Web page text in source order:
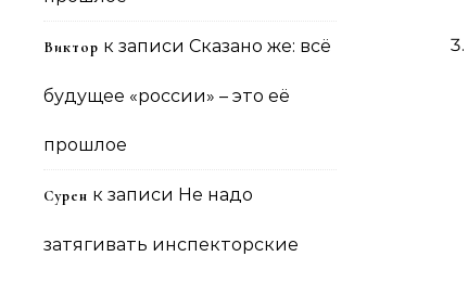
Виктор к записи Сказано же: всё
будущее «россии» – это её
прошлое
Сурен к записи Не надо
затягивать инспекторские